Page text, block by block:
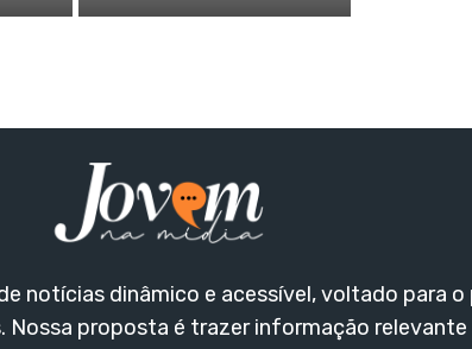
notícias dinâmico e acessível, voltado para
proposta é trazer informação relevante